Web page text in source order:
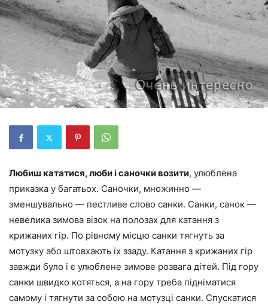
Любиш кататися, люби і саночки возити, улюблена
приказка у багатьох. Саночки, множинно —
зменшувально — пестливе слово санки. Санки, санок —
невелика зимова візок на полозах для катання з
крижаних гір. По рівному місцю санки тягнуть за
мотузку або штовхають їх ззаду. Катання з крижаних гір
завжди було і є улюблене зимове розвага дітей. Під гору
санки швидко котяться, а на гору треба підніматися
самому і тягнути за собою на мотузці санки. Спускатися